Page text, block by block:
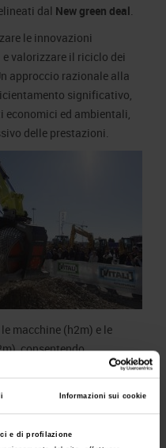
Informazioni sui cookie
e di profilazione
dal New green deal.
le innovazioni
valorizzare il riciclo dei
approccio razionale alla
significativo,
economici ed ambientali,
delle prestazioni.
macchine (h2m) e le
consentendo
edili, lo sviluppo
4.0
il cantiere del futuro.